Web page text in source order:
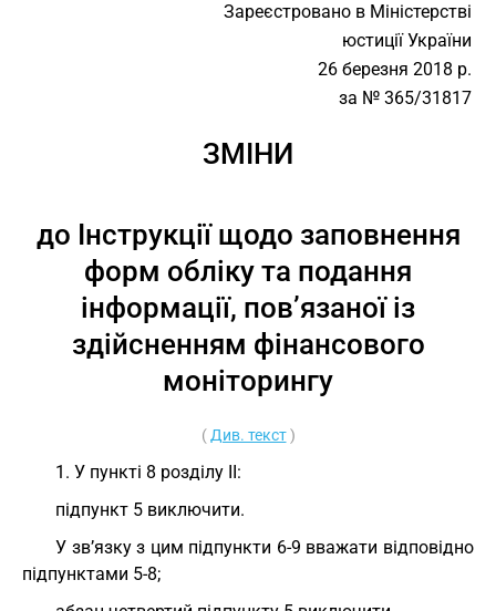
Зареєстровано в Міністерстві
юстиції України
26 березня 2018 р.
за № 365/31817
ЗМІНИ
до Інструкції щодо заповнення
форм обліку та подання
інформації, пов’язаної із
здійсненням фінансового
моніторингу
( Див. текст)
1. У пункті 8 розділу ІІ:
підпункт 5 виключити.
У зв’язку з цим підпункти 6-9 вважати відповідно
підпунктами 5-8;